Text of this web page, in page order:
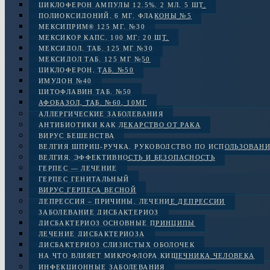
ЦИКЛОФЕРОН АМПУЛЫ 12.5%, 2 МЛ, 5 ШТ.
ПОЛИОКСИДОНИЙ, 6 МГ. ФЛАКОНЫ №5
МЕКСИПРИМ® 125 МГ, №30
МЕКСИКОР КАПС. 100 МГ: 20 ШТ.
МЕКСИДОЛ, ТАБ. 125 МГ №30
МЕКСИДОЛ ТАБ. 125 МГ №50
ЦИКЛОФЕРОН, ТАБ. №50
ИМУДОН №40
ЦИТОФЛАВИН ТАБ. №50
АФОБАЗОЛ, ТАБ. №60, 10МГ
АЛЛЕРГИЧЕСКИЕ ЗАБОЛЕВАНИЯ
АНТИБИОТИКИ КАК ЛЕКАРСТВО ОТ РАКА
ВИРУС БЕШЕНСТВА
ВЕЛГИЯ ШПРИЦ-РУЧКА, РУКОВОДСТВО ПО
ВЕЛГИЯ, ЭФФЕКТИВНОСТЬ И БЕЗОПАСНОСТЬ
ГЕРПЕС — ЛЕЧЕНИЕ
ГЕРПЕС ГЕНИТАЛЬНЫЙ
ВИРУС ГЕРПЕСА ВЕСНОЙ
ДЕПРЕССИЯ – ПРИЧИНЫ. ЛЕЧЕНИЕ ДЕПРЕССИИ
ЗАБОЛЕВАНИЕ ДИСБАКТЕРИОЗ
ДИСБАКТЕРИОЗ ОСНОВНЫЕ ПРИНЦИПЫ
ЛЕЧЕНИЕ ДИСБАКТЕРИОЗА
ДИСБАКТЕРИОЗ СЛИЗИСТЫХ ОБОЛОЧЕК
НА ЧТО ВЛИЯЕТ МИКРОФЛОРА КИШЕЧНИКА ЧЕЛОВЕКА
ИНФЕКЦИОННЫЕ ЗАБОЛЕВАНИЯ